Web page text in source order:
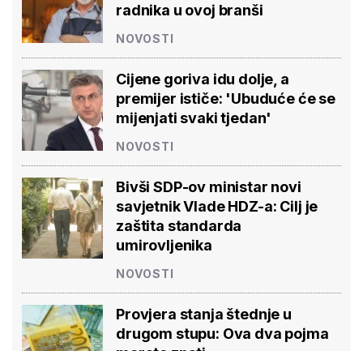
radnika u ovoj branši
NOVOSTI
Cijene goriva idu dolje, a
premijer ističe: 'Ubuduće će se
mijenjati svaki tjedan'
NOVOSTI
Bivši SDP-ov ministar novi
savjetnik Vlade HDZ-a: Cilj je
zaštita standarda
umirovljenika
NOVOSTI
Provjera stanja štednje u
drugom stupu: Ova dva pojma